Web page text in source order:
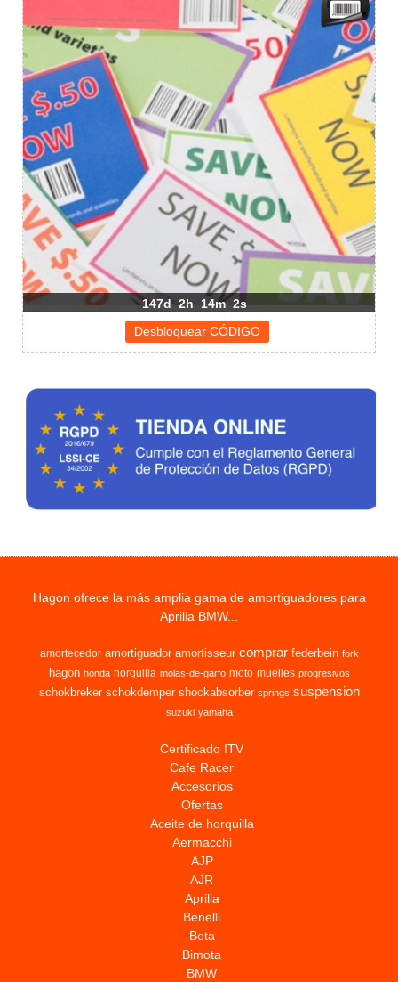
147d 2h 14m 2s
Hagon ofrece la más amplia gama de amortiguadores para
Aprilia BMW...
amortecedor amortiguador amortisseur comprar federbein fork
hagon honda horquilla molas-de-garfo moto muelles progresivos
schokbreker schokdemper shockabsorber springs suspension
suzuki yamaha
Certificado ITV
Cafe Racer
Accesorios
Ofertas
Aceite de horquilla
Aermacchi
AJP
AJR
Aprilia
Benelli
Beta
Bimota
BMW